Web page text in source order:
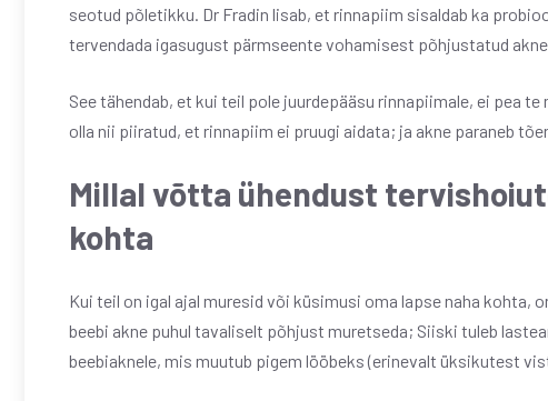
seotud põletikku. Dr Fradin lisab, et rinnapiim sisaldab ka
tervendada igasugust pärmseente vohamisest põhjustatud
See tähendab, et kui teil pole juurdepääsu rinnapiimale, ei pea
olla nii piiratud, et rinnapiim ei pruugi aidata; ja akne paraneb
Millal võtta ühendust
kohta
Kui teil on igal ajal muresid või küsimusi oma lapse naha
beebi akne puhul tavaliselt põhjust muretseda; Siiski tuleb
beebiaknele, mis muutub pigem lööbeks (erinevalt üksikutest